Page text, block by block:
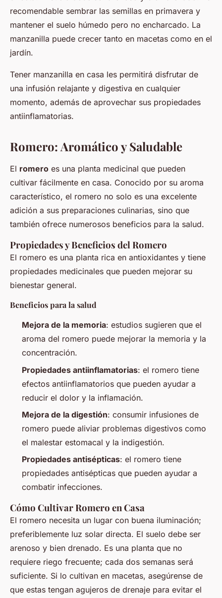
recomendable sembrar las semillas en primavera y
mantener el suelo húmedo pero no encharcado. La
manzanilla puede crecer tanto en macetas como en el
jardín.
Tener manzanilla en casa les permitirá disfrutar de
una infusión relajante y digestiva en cualquier
momento, además de aprovechar sus propiedades
antiinflamatorias.
Romero: Aromático y Saludable
El romero es una planta medicinal que pueden
cultivar fácilmente en casa. Conocido por su aroma
característico, el romero no solo es una excelente
adición a sus preparaciones culinarias, sino que
también ofrece numerosos beneficios para la salud.
Propiedades y Beneficios del Romero
El romero es una planta rica en antioxidantes y tiene
propiedades medicinales que pueden mejorar su
bienestar general.
Beneficios para la salud
Mejora de la memoria: estudios sugieren que el
aroma del romero puede mejorar la memoria y la
concentración.
Propiedades antiinflamatorias: el romero tiene
efectos antiinflamatorios que pueden ayudar a
reducir el dolor y la inflamación.
Mejora de la digestión: consumir infusiones de
romero puede aliviar problemas digestivos como
el malestar estomacal y la indigestión.
Propiedades antisépticas: el romero tiene
propiedades antisépticas que pueden ayudar a
combatir infecciones.
Cómo Cultivar Romero en Casa
El romero necesita un lugar con buena iluminación;
preferiblemente luz solar directa. El suelo debe ser
arenoso y bien drenado. Es una planta que no
requiere riego frecuente; cada dos semanas será
suficiente. Si lo cultivan en macetas, asegúrense de
que estas tengan agujeros de drenaje para evitar el